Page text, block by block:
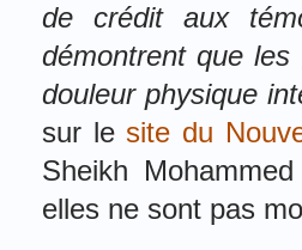
de crédit aux
démontrent que les
douleur physique
sur le site du
Sheikh
elles ne sont pas